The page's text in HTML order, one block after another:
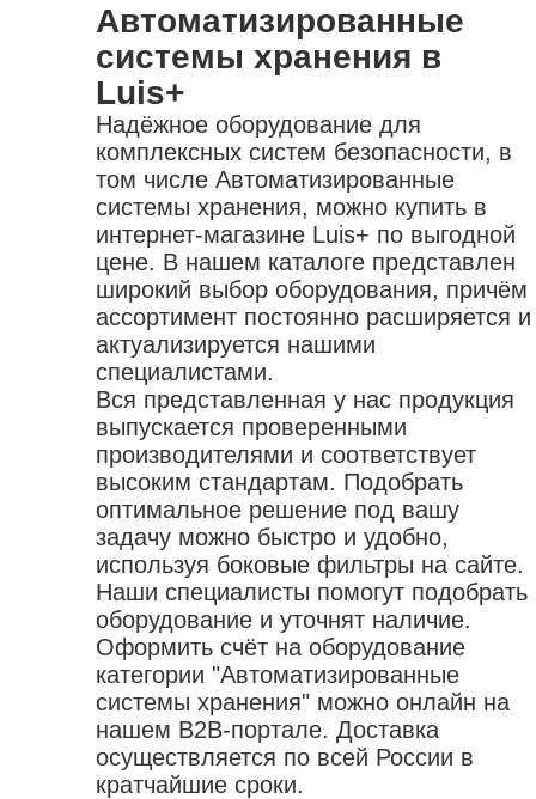
Автоматизированные
системы хранения в
Luis+
Надёжное оборудование для
комплексных систем безопасности, в
том числе Автоматизированные
системы хранения, можно купить в
интернет-магазине Luis+ по выгодной
цене. В нашем каталоге представлен
широкий выбор оборудования, причём
ассортимент постоянно расширяется и
актуализируется нашими
специалистами.
Вся представленная у нас продукция
выпускается проверенными
производителями и соответствует
высоким стандартам. Подобрать
оптимальное решение под вашу
задачу можно быстро и удобно,
используя боковые фильтры на сайте.
Наши специалисты помогут подобрать
оборудование и уточнят наличие.
Оформить счёт на оборудование
категории "Автоматизированные
системы хранения" можно онлайн на
нашем B2B-портале. Доставка
осуществляется по всей России в
кратчайшие сроки.